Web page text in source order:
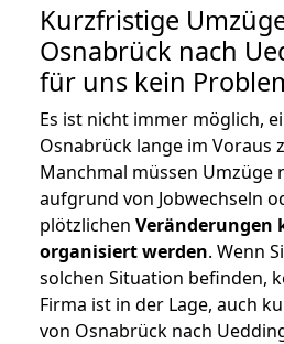
Kurzfristige
Osnabrück nach
für uns kein
Es ist nicht immer möglich,
Osnabrück lange im Voraus
Manchmal müssen Umzüge
aufgrund von Jobwechseln
plötzlichen Veränderungen
organisiert werden. Wenn
solchen Situation befinden,
Firma ist in der Lage, auch
von Osnabrück nach